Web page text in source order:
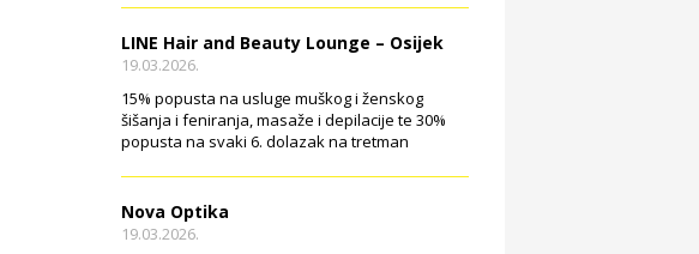
LINE Hair and Beauty Lounge – Osijek
19.03.2026.
15% popusta na usluge muškog i ženskog
šišanja i feniranja, masaže i depilacije te 30%
popusta na svaki 6. dolazak na tretman
Nova Optika
19.03.2026.